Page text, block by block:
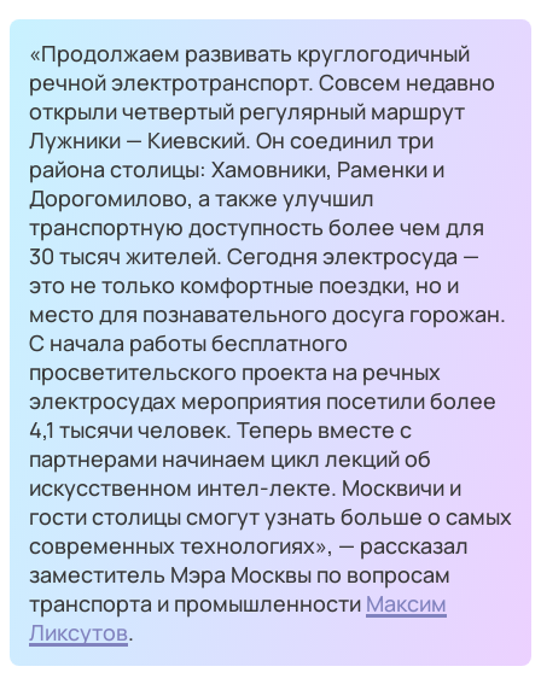
«Продолжаем развивать круглогодичный
речной электротранспорт. Совсем недавно
открыли четвертый регулярный маршрут
Лужники — Киевский. Он соединил три
района столицы: Хамовники, Раменки и
Дорогомилово, а также улучшил
транспортную доступность более чем для
30 тысяч жителей. Сегодня электросуда —
это не только комфортные поездки, но и
место для познавательного досуга горожан.
С начала работы бесплатного
просветительского проекта на речных
электросудах мероприятия посетили более
4,1 ты­сячи человек. Теперь вместе с
партнерами начинаем цикл лекций об
искусственном интел-лекте. Москвичи и
гости столицы смогут узнать больше о самых
современных технологиях», — рассказал
заместитель Мэра Москвы по вопросам
транспорта и промышленности Максим
Ликсутов.